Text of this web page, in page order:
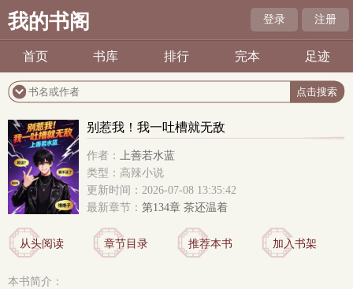
我的书阁 登录 注册
首页 书库 排行 完本 足迹
别惹我！我一吐槽就无敌
作者： 上善若水蓝
类型：高辣小说
更新时间：2026-07-08 13:35:42
最新章节： 第134章 茶还温着
从头阅读 章节目录 推荐本书 加入书架
本书简介：